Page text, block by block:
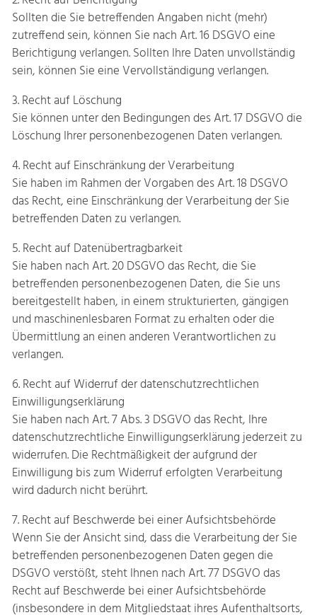
Sollten die Sie betreffenden Angaben nicht (mehr)
zutreffend sein, können Sie nach Art. 16 DSGVO eine
Berichtigung verlangen. Sollten Ihre Daten unvollständig
sein, können Sie eine Vervollständigung verlangen.
3. Recht auf Löschung
Sie können unter den Bedingungen des Art. 17 DSGVO die
Löschung Ihrer personenbezogenen Daten verlangen.
4. Recht auf Einschränkung der Verarbeitung
Sie haben im Rahmen der Vorgaben des Art. 18 DSGVO
das Recht, eine Einschränkung der Verarbeitung der Sie
betreffenden Daten zu verlangen.
5. Recht auf Datenübertragbarkeit
Sie haben nach Art. 20 DSGVO das Recht, die Sie
betreffenden personenbezogenen Daten, die Sie uns
bereitgestellt haben, in einem strukturierten, gängigen
und maschinenlesbaren Format zu erhalten oder die
Übermittlung an einen anderen Verantwortlichen zu
verlangen.
6. Recht auf Widerruf der datenschutzrechtlichen
Einwilligungserklärung
Sie haben nach Art. 7 Abs. 3 DSGVO das Recht, Ihre
datenschutzrechtliche Einwilligungserklärung jederzeit zu
widerrufen. Die Rechtmäßigkeit der aufgrund der
Einwilligung bis zum Widerruf erfolgten Verarbeitung
wird dadurch nicht berührt.
7. Recht auf Beschwerde bei einer Aufsichtsbehörde
Wenn Sie der Ansicht sind, dass die Verarbeitung der Sie
betreffenden personenbezogenen Daten gegen die
DSGVO verstößt, steht Ihnen nach Art. 77 DSGVO das
Recht auf Beschwerde bei einer Aufsichtsbehörde
(insbesondere in dem Mitgliedstaat ihres Aufenthaltsorts,